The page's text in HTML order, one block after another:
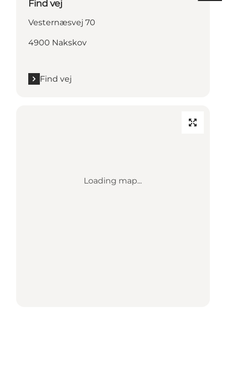
Find vej
Vesternæsvej 70
4900 Nakskov
Find vej
Loading map...